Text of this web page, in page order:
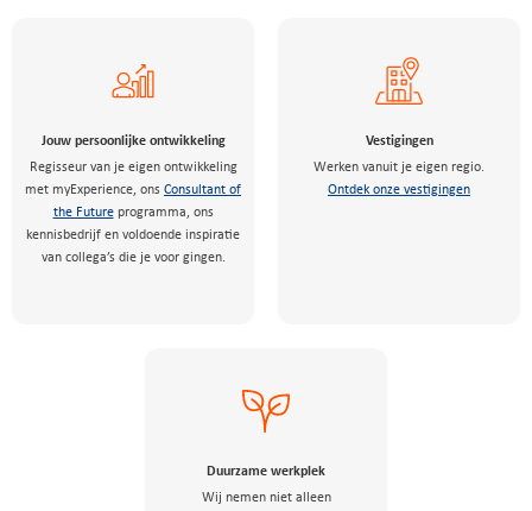
Jouw persoonlijke ontwikkeling
Regisseur van je eigen ontwikkeling
met myExperience, ons Consultant of
the Futureprogramma, ons
kennisbedrijf en voldoende inspiratie
van collega’s die je voor gingen.
Vestigingen
Werken vanuit je eigen regio.
Ontdek onze vestigingen
Duurzame werkplek
Wij nemen niet alleen